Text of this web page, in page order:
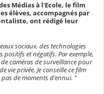
Médias à l'Ecole, le film
élèves, accompagnés par
ont rédigé leur
sociaux, des technologies
positifs et négatifs. Par exemple,
caméras de surveillance pour
vie privée. Je conseille ce film
de moments d'ennui. "